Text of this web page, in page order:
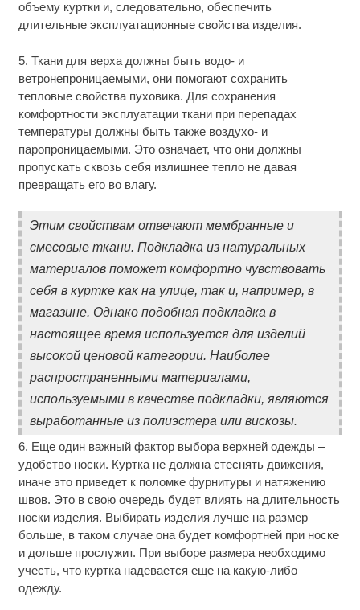
объему куртки и, следовательно, обеспечить
длительные эксплуатационные свойства изделия.
5. Ткани для верха должны быть водо- и
ветронепроницаемыми, они помогают сохранить
тепловые свойства пуховика. Для сохранения
комфортности эксплуатации ткани при перепадах
температуры должны быть также воздухо- и
паропроницаемыми. Это означает, что они должны
пропускать сквозь себя излишнее тепло не давая
превращать его во влагу.
Этим свойствам отвечают мембранные и
смесовые ткани. Подкладка из натуральных
материалов поможет комфортно чувствовать
себя в куртке как на улице, так и, например, в
магазине. Однако подобная подкладка в
настоящее время используется для изделий
высокой ценовой категории. Наиболее
распространенными материалами,
используемыми в качестве подкладки, являются
выработанные из полиэстера или вискозы.
6. Еще один важный фактор выбора верхней одежды –
удобство носки. Куртка не должна стеснять движения,
иначе это приведет к поломке фурнитуры и натяжению
швов. Это в свою очередь будет влиять на длительность
носки изделия. Выбирать изделия лучше на размер
больше, в таком случае она будет комфортней при носке
и дольше прослужит. При выборе размера необходимо
учесть, что куртка надевается еще на какую-либо
одежду.